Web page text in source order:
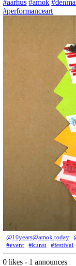
#aarhus #amok #
#performanceart
@10years@amok.today
#event
#kunst #festival
0 likes - 1 announces